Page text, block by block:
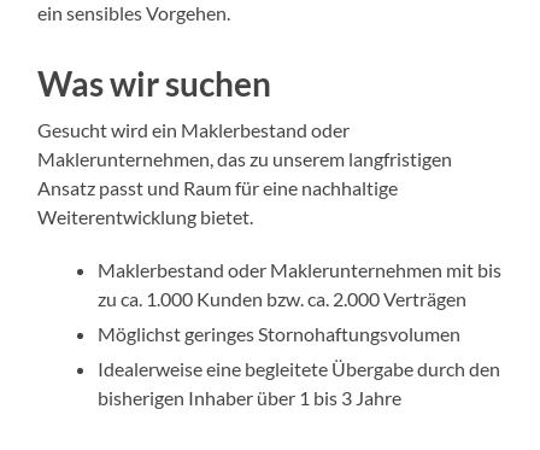
ein sensibles Vorgehen.
Was wir suchen
Gesucht wird ein Maklerbestand oder
Maklerunternehmen, das zu unserem langfristigen
Ansatz passt und Raum für eine nachhaltige
Weiterentwicklung bietet.
Maklerbestand oder Maklerunternehmen mit bis
zu ca. 1.000 Kunden bzw. ca. 2.000 Verträgen
Möglichst geringes Stornohaftungsvolumen
Idealerweise eine begleitete Übergabe durch den
bisherigen Inhaber über 1 bis 3 Jahre